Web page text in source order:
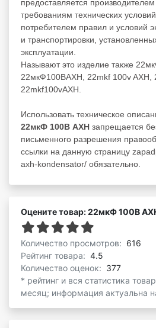
предоставляется
требованиям технических
потребителем правил и условий
и транспортировки,
эксплуатации.
Называют это изделие также
22мкФ100ВAXH, 22mkf 100v AXH,
22mkf100vAXH.
Использовать техническое
22мкФ 100В AXH запрещается
письменного разрешения
ссылки на данную страницу
axh-kondensator/ обязательно.
Оцените товар: 22мкФ 100В
Количество просмотров: 616
Рейтинг товара: 4.5
Количество оценок: 377
* рейтинг и вся статистика
месяц; информация актуальна